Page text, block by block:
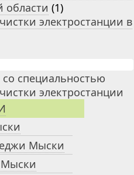
области (1)
электростанции в
Мыски